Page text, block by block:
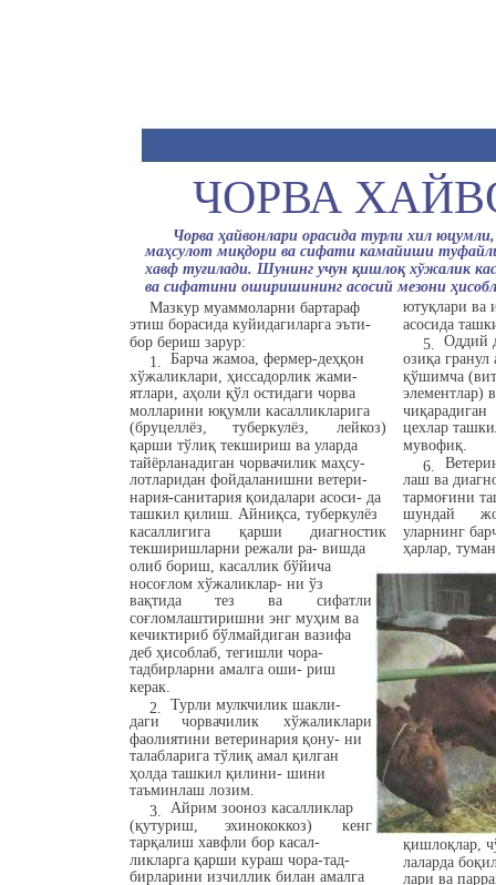
ЧОРВА
Чорва ҳайвонлари орасида турли хил
маҳсулот миқдори ва сифати камайиши
хавф туғилади. Шунинг учун қишлоқ хўжалик
ва сифатини оширишининг асосий мезони
Мазкур муаммоларни бартараф
этиш борасида куйидагиларга эъти-
бор бериш зарур:
1. Барча жамоа, фермер-деҳқон
хўжаликлари, ҳиссадорлик жами-
ятлари, аҳоли қўл остидаги чорва
молларини юқумли касалликларига
(бруцеллёз,
туберкулёз,
лейкоз)
қарши тўлиқ текшириш ва уларда
тайёрланадиган чорвачилик маҳсу-
лотларидан фойдаланишни ветери-
нария-санитария қоидалари асоси- да
ташкил қилиш. Айниқса, туберкулёз
касаллигига
қарши
диагностик
текширишларни режали ра- вишда
олиб бориш, касаллик бўйича
носоғлом хўжаликлар- ни ўз
вақтида
тез ва
сифатли
соғломлаштиришни энг муҳим ва
кечиктириб бўлмайдиган вазифа
деб ҳисоблаб, тегишли чора-
тадбирларни амалга оши- риш
керак.
2. Турли мулкчилик шакли-
даги
чорвачилик
хўжаликлари
фаолиятини ветеринария қону- ни
талабларига тўлиқ амал қилган
ҳолда ташкил қилини- шини
таъминлаш лозим.
3. Айрим зооноз касалликлар
(қутуриш,
эхинококкоз)
кенг
тарқалиш хавфли бор касал-
ликларга қарши кураш чора-тад-
бирларини изчиллик билан амалга
ютуқлари ва
асосида
5. Оддий
озиқа гранул
қўшимча
элементлар)
чиқарадиган
цехлар
мувофиқ.
6.
лаш ва
тармоғини
шундай
уларнинг
ҳарлар,
қишлоқлар,
лаларда
лари ва